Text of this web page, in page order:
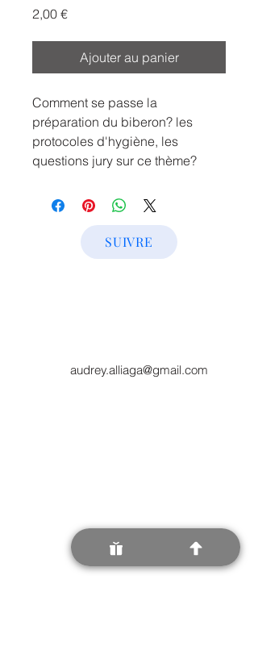
2,00 €Prix
Ajouter au panier
Comment se passe la
préparation du biberon? les
protocoles d'hygiène, les
questions jury sur ce thème?
SUIVRE
audrey.alliaga@gmail.com